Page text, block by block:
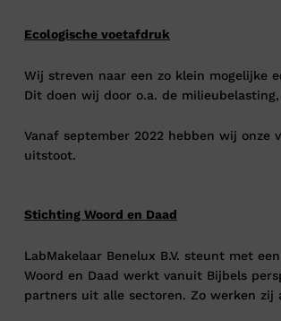
Ecologische voetafdruk
Wij streven naar een zo klein mogelijke
Dit doen wij door o.a. de
Vanaf september 2022 hebben wij onze
uitstoot.
Stichting Woord en Daad
LabMakelaar Benelux B.V. steunt met
Woord en Daad werkt vanuit Bijbels
partners uit alle sectoren. Zo werken zij